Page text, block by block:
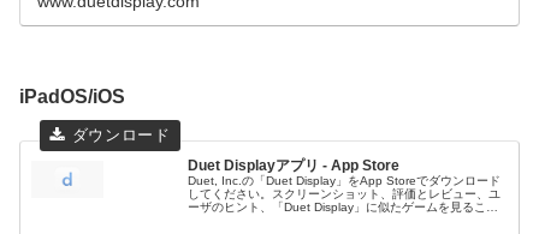
iPadOS/iOS
Duet Displayアプリ - App Store
Duet, Inc.の「Duet Display」をApp Storeでダウンロード
してください。スクリーンショット、評価とレビュー、ユ
ーザのヒント、「Duet Display」に似たゲームを見るこ